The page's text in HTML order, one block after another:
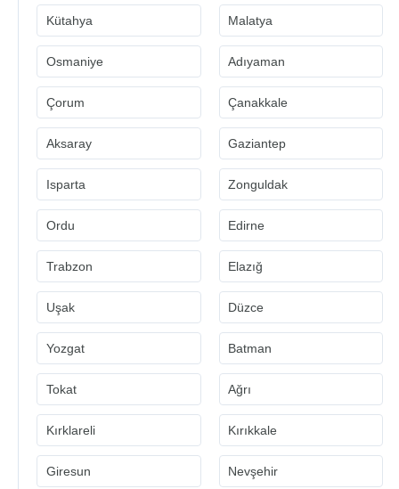
Kütahya Malatya
Osmaniye Adıyaman
Çorum Çanakkale
Aksaray Gaziantep
Isparta Zonguldak
Ordu Edirne
Trabzon Elazığ
Uşak Düzce
Yozgat Batman
Tokat Ağrı
Kırklareli Kırıkkale
Giresun Nevşehir